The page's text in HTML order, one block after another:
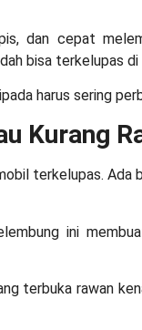
dan cepat
bisa terkelupas
harus sering
Kurang
terkelupas. Ada
ini
terbuka rawan